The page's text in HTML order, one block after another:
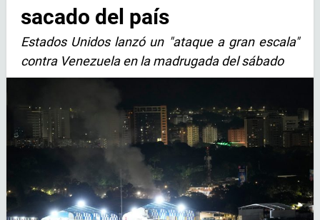
sacado del país
Estados Unidos lanzó un "ataque a gran escala"
contra Venezuela en la madrugada del sábado